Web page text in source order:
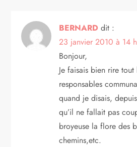
o
n
BERNARD dit :
23 janvier 2010 à 14
Bonjour,
Je faisais bien rire
responsables
quand je disais,
qu’il ne fallait pas
broyeuse la flore des
chemins,etc.